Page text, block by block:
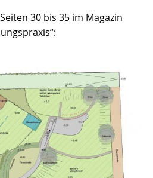
30 bis 35 im Magazin